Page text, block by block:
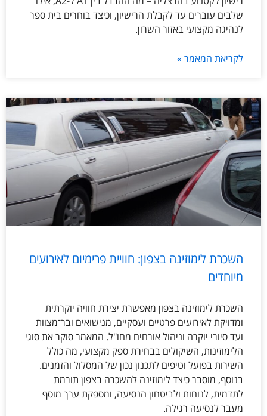
שלבים עוברים עד לקבלת הרישיון, וכיצד בוחרים בית ספר
לנהיגה מקצועי באזור השרון.
לקריאת המאמר »
השכרת לימוזינה בצפון: חוויית פרימיום לאירועים
מיוחדים
השכרת לימוזינה בצפון מאפשרת יצירת חוויה יוקרתית
ומדויקת לאירועים פרטיים ועסקיים, מנישואים ובר־מצוות
ועד סיורי יוקרה וניהול אורחים מחו"ל. המאמר סוקר את סוגי
הלימוזינות, השיקולים בבחירת ספק מקצועי, מה כולל
השירות בפועל וטיפים לתכנון נכון של המסלול והזמנים.
בנוסף, מוסבר כיצד לימוזינה להשכרה בצפון תורמת
לתדמית, לנוחות ולביטחון הנסיעה, ומספקת ערך מוסף
מעבר לנסיעה רגילה.